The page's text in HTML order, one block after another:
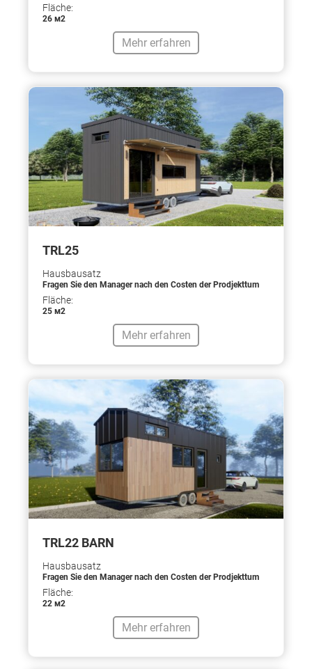
Fläche:
26 м2
Mehr erfahren
TRL25
Hausbausatz
Fragen Sie den Manager nach den Costen der Prodjekttum
Fläche:
25 м2
Mehr erfahren
TRL22 BARN
Hausbausatz
Fragen Sie den Manager nach den Costen der Prodjekttum
Fläche:
22 м2
Mehr erfahren